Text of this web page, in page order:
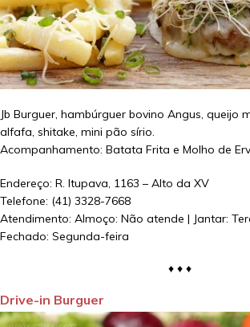
Jb Burguer, hambúrguer bovino Angus, queijo
alfafa, shitake, mini pão sírio.
Acompanhamento: Batata Frita e Molho de
Endereço: R. Itupava, 1163 – Alto da XV
Telefone: (41) 3328-7668
Atendimento: Almoço: Não atende | Jantar:
Fechado: Segunda-feira
♦ ♦ ♦
Drive-in Burguer